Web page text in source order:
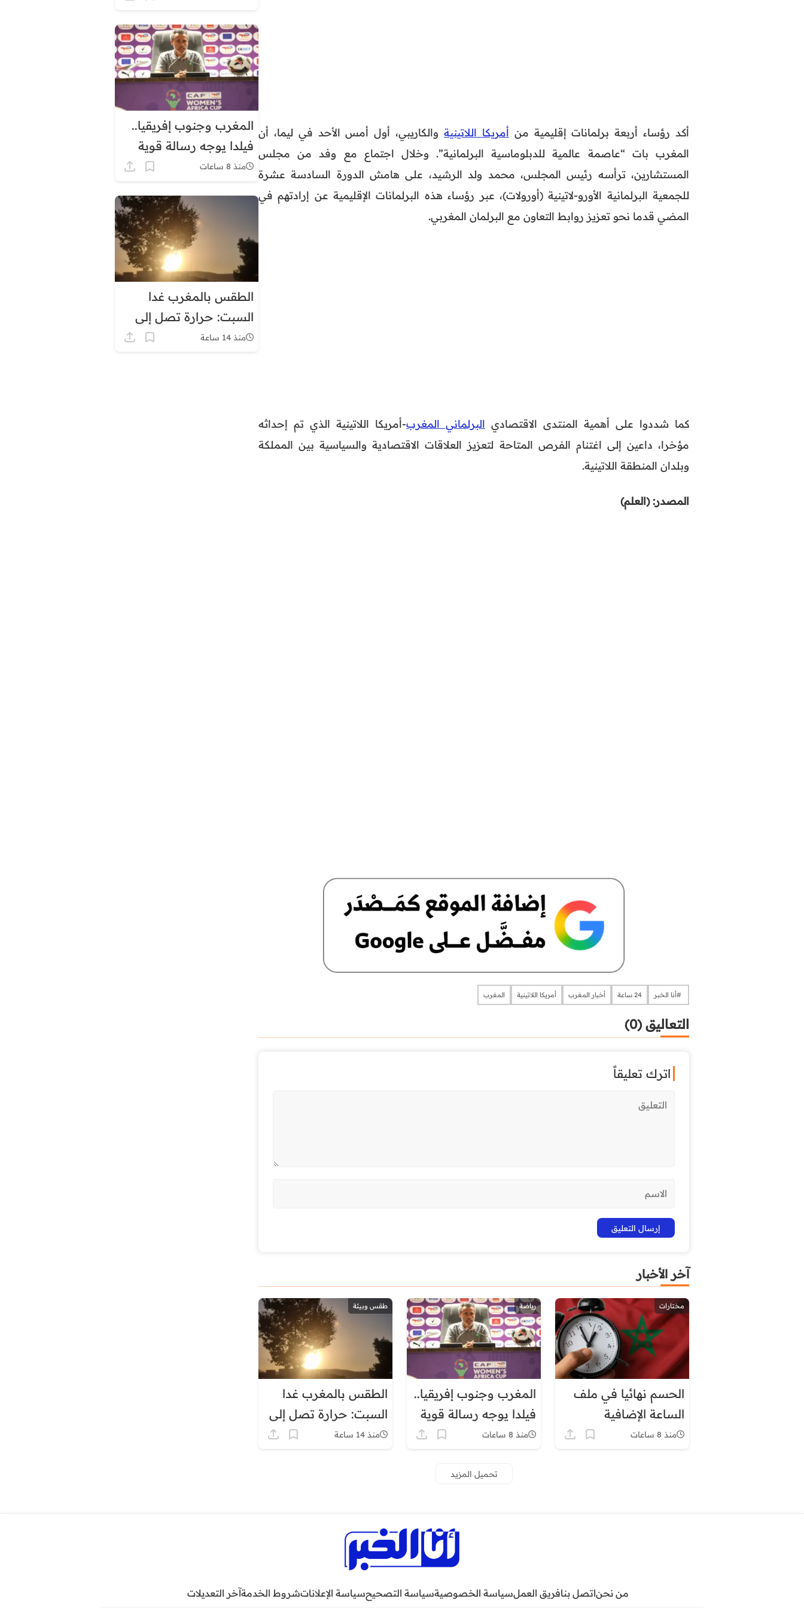
أكد رؤساء أربعة برلمانات إقليمية من أمريكا اللاتينية والكاريبي، أول أمس الأحد في ليما، أن
المغرب بات “عاصمة عالمية للدبلوماسية البرلمانية”. وخلال اجتماع مع وفد من مجلس
المستشارين، ترأسه رئيس المجلس، محمد ولد الرشيد، على هامش الدورة السادسة عشرة
للجمعية البرلمانية الأورو-لاتينية (أورولات)، عبر رؤساء هذه البرلمانات الإقليمية عن إرادتهم في
المضي قدما نحو تعزيز روابط التعاون مع البرلمان المغربي.
كما شددوا على أهمية المنتدى الاقتصادي البرلماني المغرب-أمريكا اللاتينية الذي تم إحداثه
مؤخرا، داعين إلى اغتنام الفرص المتاحة لتعزيز العلاقات الاقتصادية والسياسية بين المملكة
وبلدان المنطقة اللاتينية.
المصدر: (العلم)
​​​​​​​​ #أنا الخبر 24 ساعة أخبار المغرب أمريكا اللاتينية المغرب
التعاليق (0)
اترك تعليقاً
آخر الأخبار
مختارات
الحسم نهائيا في ملف
الساعة الإضافية
بالمغرب.. هذا موعد
منذ 8 ساعات
رياضة
المغرب وجنوب إفريقيا..
فيلدا يوجه رسالة قوية
قبل ربع نهائي كأس
منذ 8 ساعات
طقس وبيئة
الطقس بالمغرب غدا
السبت: حرارة تصل إلى
45 درجة وزخات رعديةمنذ 14 ساعة
تحميل المزيد
دائم
المغرب وجنوب إفريقيا..
فيلدا يوجه رسالة قوية
قبل ربع نهائي كأس
منذ 8 ساعات
الطقس بالمغرب غدا
السبت: حرارة تصل إلى
45 درجة وزخات رعديةمنذ 14 ساعة
من نحناتصل بنافريق العملسياسة الخصوصيةسياسة التصحيحسياسة الإعلاناتشروط الخدمةآخر التعديلات